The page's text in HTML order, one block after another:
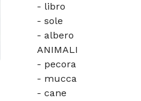
- libro
- sole
- albero
ANIMALI
- pecora
- mucca
- cane